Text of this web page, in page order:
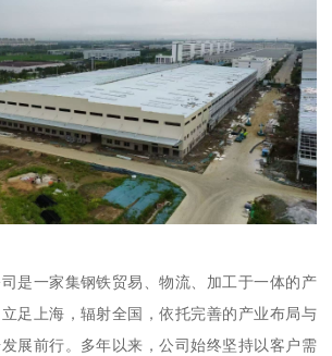
司是一家集钢铁贸易、物流、加工于一体的产
足上海，辐射全国，依托完善的产业布局与
展前行。多年以来，公司始终坚持以客户需